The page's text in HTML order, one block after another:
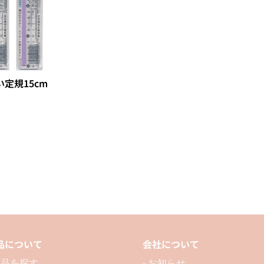
定規15cm
について 会社について